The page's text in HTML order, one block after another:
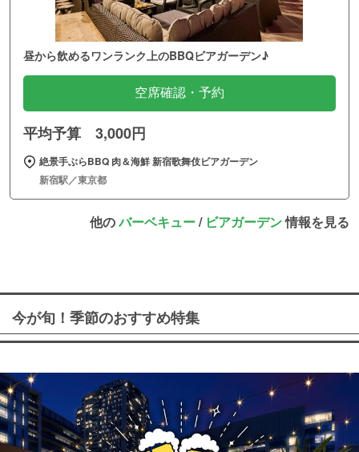
昼から飲めるワンランク上のBBQビアガーデン♪
空席確認・予約
平均予算 3,000円
絶景手ぶらBBQ 肉＆海鮮 新宿歌舞伎ビアガーデン
新宿駅／東京都
他のバーベキュー/ ビアガーデン情報を見る
今が旬！季節のおすすめ特集